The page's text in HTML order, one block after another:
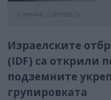
Снимка: i24news.tv
Израелските
(IDF) са открили
подземните
групировката